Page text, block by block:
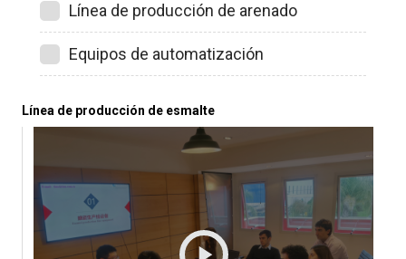
Línea de producción de arenado
Equipos de automatización
Línea de producción de esmalte